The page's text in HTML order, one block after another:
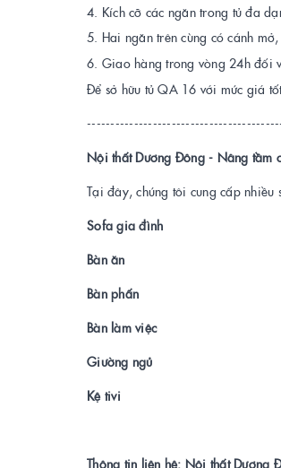
Kích cỡ các ngăn trong tủ đa
Hai ngăn trên cùng có cánh
Giao hàng trong vòng 24h đối
Để sở hữu tủ QA 16 với mức giá
Nội thất Dương Đông - Nâng tầm
Tại đây, chúng tôi cung cấp
Sofa gia đình
Bàn ăn
Bàn phấn
Bàn làm việc
Giường ngủ
Kệ tivi
Thông tin liên hệ: Nội thất Dương